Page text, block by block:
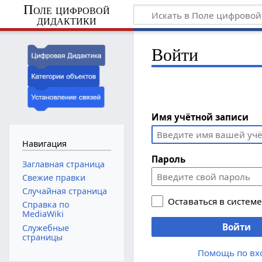
Поле цифровой
дидактики
Войти
Имя учётной записи
Пароль
Оставаться в системе
Войти
Помощь по
Навигация
Заглавная страница
Свежие правки
Случайная страница
Справка по
MediaWiki
Служебные
страницы